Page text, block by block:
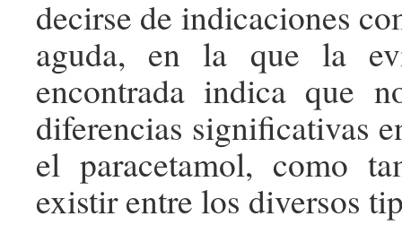
decirse de indicaciones
aguda, en la que la
encontrada indica que
diferencias significativas
el paracetamol, como
existir entre los diversos